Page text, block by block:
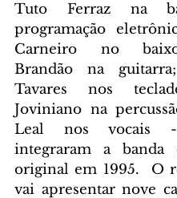
Tuto Ferraz na
programação
Carneiro no
Brandão na
Tavares nos
Joviniano na
Leal nos vocais -
integraram a banda
original em 1995.  O
vai apresentar nove